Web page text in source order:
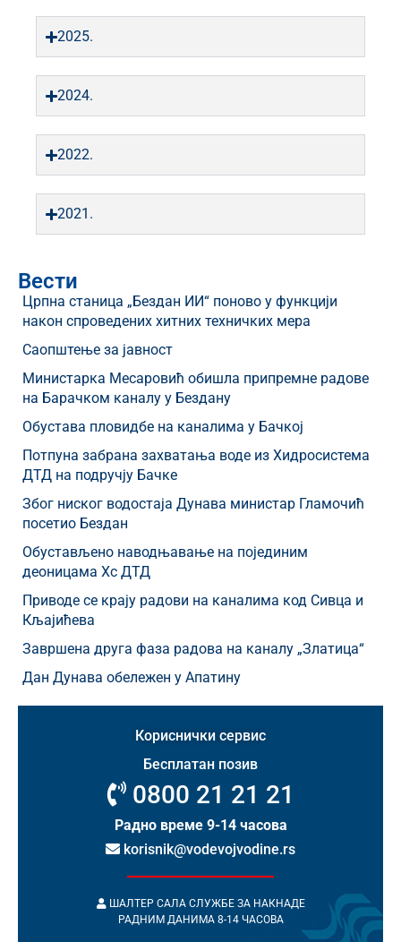
2025.
2024.
2022.
2021.
Вести
Црпна станица „Бездан ИИ“ поново у функцији
након спроведених хитних техничких мера
Саопштење за јавност
Министарка Месаровић обишла припремне радове
на Барачком каналу у Бездану
Обустава пловидбе на каналима у Бачкој
Потпуна забрана захватања воде из Хидросистема
ДТД на подручју Бачке
Због ниског водостаја Дунава министар Гламочић
посетио Бездан
Обустављено наводњавање на појединим
деоницама Хс ДТД
Приводе се крају радови на каналима код Сивца и
Кљајићева
Завршена друга фаза радова на каналу „Златица“
Дан Дунава обележен у Апатину
Кориснички сервис
Бесплатан позив
0800 21 21 21
Радно време 9-14 часова
korisnik@vodevojvodine.rs
ШАЛТЕР САЛА СЛУЖБЕ ЗА НАКНАДЕ
РАДНИМ ДАНИМА 8-14 ЧАСОВА